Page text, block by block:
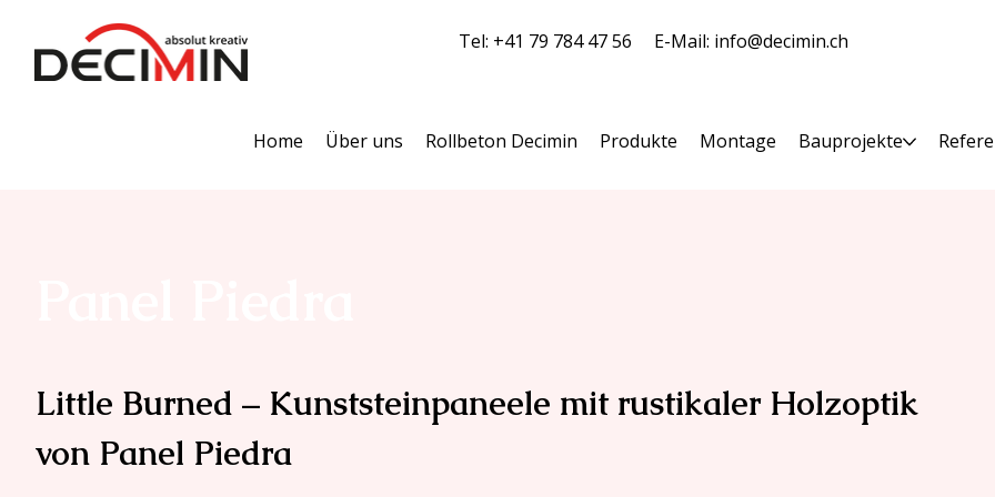
Home Über uns Rollbeton Decimin Produkte Montage Bauprojekte
Tel: +41 79 784 47 56 E-Mail: info@decimin.ch
Little Burned – Kunststeinpaneele mit rustikaler Holzoptik
von Panel Piedra